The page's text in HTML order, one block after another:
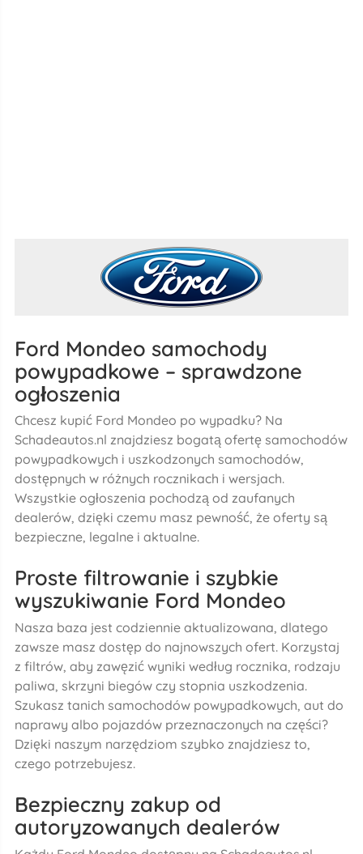
Ford Mondeo samochody
powypadkowe – sprawdzone
ogłoszenia
Chcesz kupić Ford Mondeo po wypadku? Na
Schadeautos.nl znajdziesz bogatą ofertę samochodów
powypadkowych i uszkodzonych samochodów,
dostępnych w różnych rocznikach i wersjach.
Wszystkie ogłoszenia pochodzą od zaufanych
dealerów, dzięki czemu masz pewność, że oferty są
bezpieczne, legalne i aktualne.
Proste filtrowanie i szybkie
wyszukiwanie Ford Mondeo
Nasza baza jest codziennie aktualizowana, dlatego
zawsze masz dostęp do najnowszych ofert. Korzystaj
z filtrów, aby zawęzić wyniki według rocznika, rodzaju
paliwa, skrzyni biegów czy stopnia uszkodzenia.
Szukasz tanich samochodów powypadkowych, aut do
naprawy albo pojazdów przeznaczonych na części?
Dzięki naszym narzędziom szybko znajdziesz to,
czego potrzebujesz.
Bezpieczny zakup od
autoryzowanych dealerów